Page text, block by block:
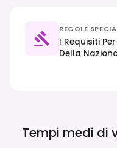
REGOLE
I Requisiti
Della
Senza Visto
Quando
Tempi medi di